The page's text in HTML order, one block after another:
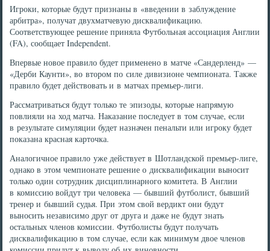
Игроки, которые будут признаны в «введении в заблуждение
арбитра», получат двухматчевую дисквалификацию.
Соответствующее решение приняла Футбольная ассоциация Англии
(FA), сообщает Independent.
Впервые новое правило будет применено в матче «Сандерленд» —
«Дерби Каунти», во втором по силе дивизионе чемпионата. Также
правило будет действовать и в матчах премьер-лиги.
Рассматриваться будут только те эпизоды, которые напрямую
повлияли на ход матча. Наказание последует в том случае, если
в результате симуляции будет назначен пенальти или игроку будет
показана красная карточка.
Аналогичное правило уже действует в Шотландской премьер-лиге,
однако в этом чемпионате решение о дисквалификации выносит
только один сотрудник дисциплинарного комитета. В Англии
в комиссию войдут три человека — бывший футболист, бывший
тренер и бывший судья. При этом свой вердикт они будут
выносить независимо друг от друга и даже не будут знать
остальных членов комиссии. Футболисты будут получать
дисквалификацию в том случае, если как минимум двое членов